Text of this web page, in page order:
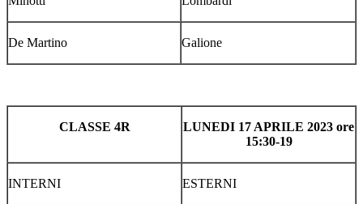
De Martino Galione
CLASSE 4R
LUNEDI 17 APRILE 2023 ore
15:30-19
INTERNI ESTERNI